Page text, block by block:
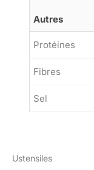
Autres
Protéines
Fibres
Sel
Ustensiles